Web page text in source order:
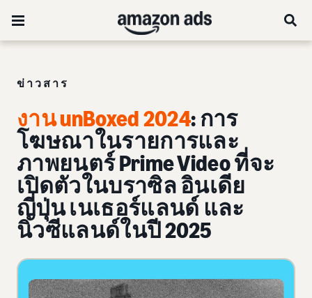
ข่าวสาร
งาน unBoxed 2024: การ
โฆษณาในรายการและ
ภาพยนตร์ Prime Video ที่จะ
เปิดตัวในบราซิล อินเดีย
ญี่ปุ่น เนเธอร์แลนด์ และ
นิวซีแลนด์ในปี 2025